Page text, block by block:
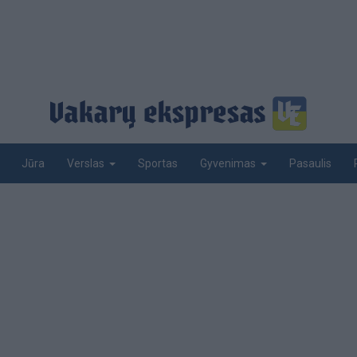
Jūra Verslas Sportas Gyvenimas Pasaulis